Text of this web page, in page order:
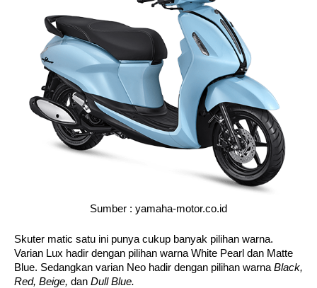
Sumber : yamaha-motor.co.id
Skuter matic satu ini punya cukup banyak pilihan warna.
Varian Lux hadir dengan pilihan warna White Pearl dan Matte
Blue. Sedangkan varian Neo hadir dengan pilihan warna Black,
Red, Beige, dan Dull Blue.